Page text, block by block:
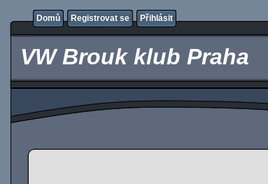
Domů Registrovat se Přihlásit
VW Brouk klub Praha